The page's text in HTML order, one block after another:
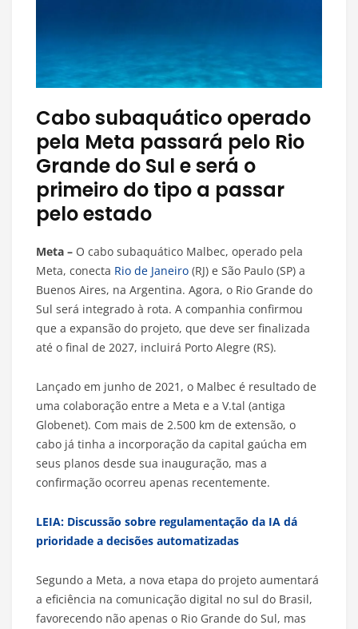
Cabo subaquático operado
pela Meta passará pelo Rio
Grande do Sul e será o
primeiro do tipo a passar
pelo estado
Meta – O cabo subaquático Malbec, operado pela
Meta, conecta Rio de Janeiro (RJ) e São Paulo (SP) a
Buenos Aires, na Argentina. Agora, o Rio Grande do
Sul será integrado à rota. A companhia confirmou
que a expansão do projeto, que deve ser finalizada
até o final de 2027, incluirá Porto Alegre (RS).
Lançado em junho de 2021, o Malbec é resultado de
uma colaboração entre a Meta e a V.tal (antiga
Globenet). Com mais de 2.500 km de extensão, o
cabo já tinha a incorporação da capital gaúcha em
seus planos desde sua inauguração, mas a
confirmação ocorreu apenas recentemente.
LEIA: Discussão sobre regulamentação da IA dá
prioridade a decisões automatizadas
Segundo a Meta, a nova etapa do projeto aumentará
a eficiência na comunicação digital no sul do Brasil,
favorecendo não apenas o Rio Grande do Sul, mas